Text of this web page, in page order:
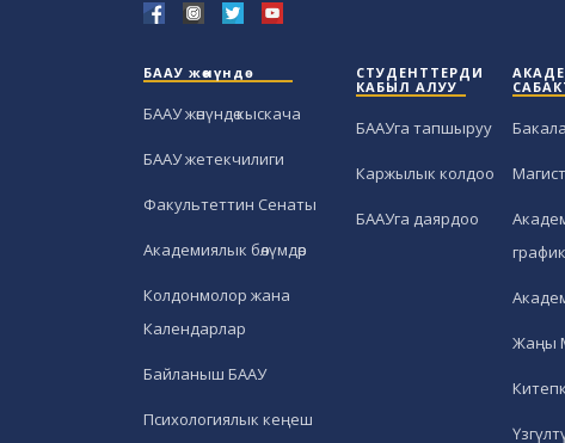
БААУ жөнүндө
БААУ жөнүндө кыскача
БААУ жетекчилиги
Факультеттин Сенаты
Академиялык бөлүмдөр
Колдонмолор жана
Календарлар
Байланыш БААУ
Психологиялык кеңеш
СТУДЕНТТЕРДИ
КАБЫЛ АЛУУ
БААУга тапшыруу
Каржылык колдоо
БААУга даярдоо
Жаңы